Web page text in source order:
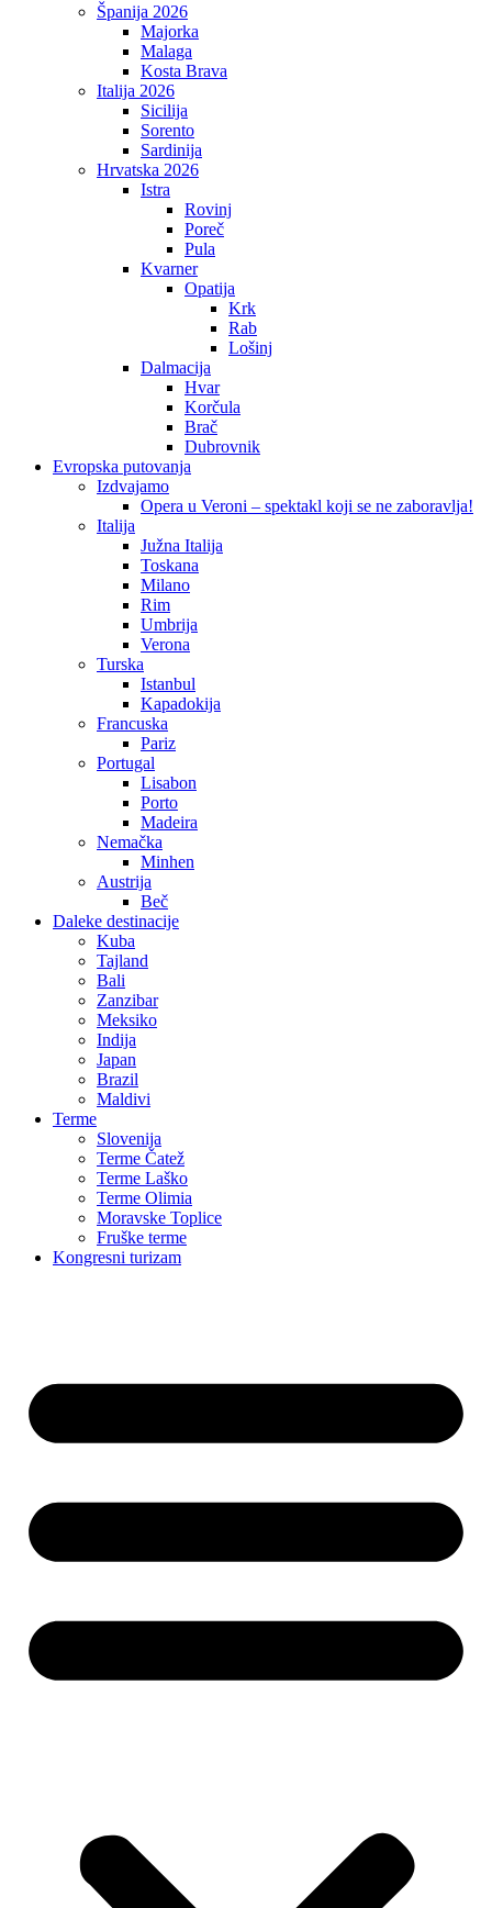
Španija 2026
Majorka
Malaga
Kosta Brava
Italija 2026
Sicilija
Sorento
Sardinija
Hrvatska 2026
Istra
Rovinj
Poreč
Pula
Kvarner
Opatija
Krk
Rab
Lošinj
Dalmacija
Hvar
Korčula
Brač
Dubrovnik
Evropska putovanja
Izdvajamo
Opera u Veroni – spektakl koji se ne zaboravlja!
Italija
Južna Italija
Toskana
Milano
Rim
Umbrija
Verona
Turska
Istanbul
Kapadokija
Francuska
Pariz
Portugal
Lisabon
Porto
Madeira
Nemačka
Minhen
Austrija
Beč
Daleke destinacije
Kuba
Tajland
Bali
Zanzibar
Meksiko
Indija
Japan
Brazil
Maldivi
Terme
Slovenija
Terme Čatež
Terme Laško
Terme Olimia
Moravske Toplice
Fruške terme
Kongresni turizam